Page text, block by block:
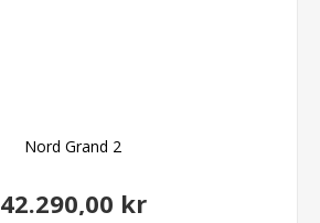
Nord Grand 2
42.290,00 kr